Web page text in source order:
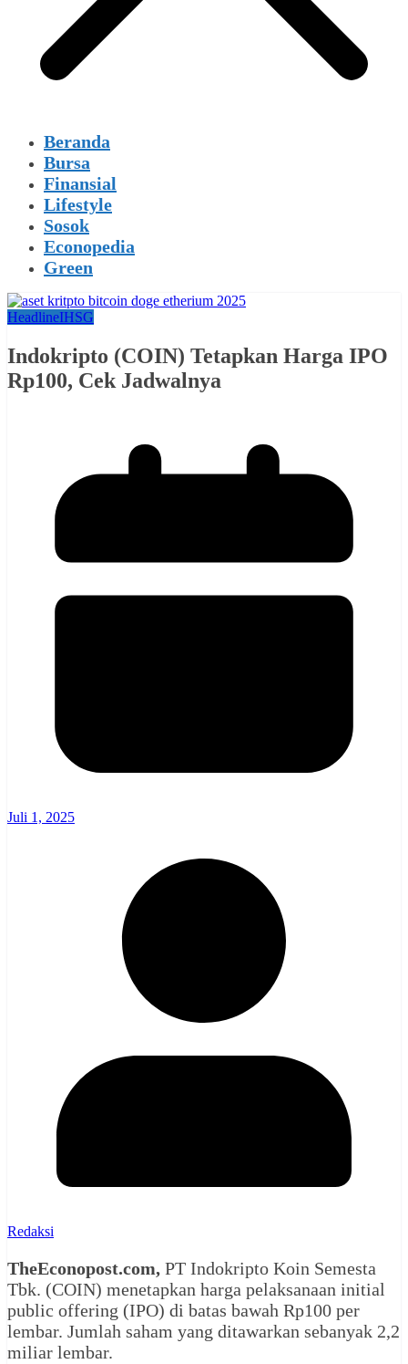
Beranda
Bursa
Finansial
Lifestyle
Sosok
Econopedia
Green
HeadlineIHSG
Indokripto (COIN) Tetapkan Harga IPO
Rp100, Cek Jadwalnya
Juli 1, 2025
Redaksi
TheEconopost.com, PT Indokripto Koin Semesta
Tbk. (COIN) menetapkan harga pelaksanaan initial
public offering (IPO) di batas bawah Rp100 per
lembar. Jumlah saham yang ditawarkan sebanyak 2,2
miliar lembar.